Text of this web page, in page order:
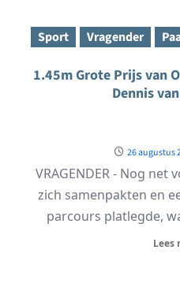
Sport Vragender
1.45m Grote Prijs van
Dennis
26 augustus
VRAGENDER - Nog
zich samenpakten en
parcours platlegde,
Lees